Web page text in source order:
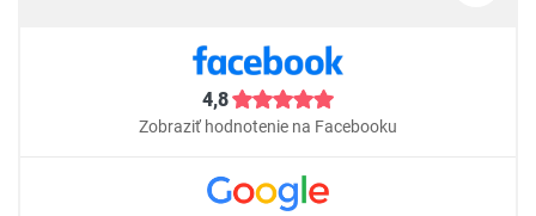
4,8
Zobraziť hodnotenie na Facebooku